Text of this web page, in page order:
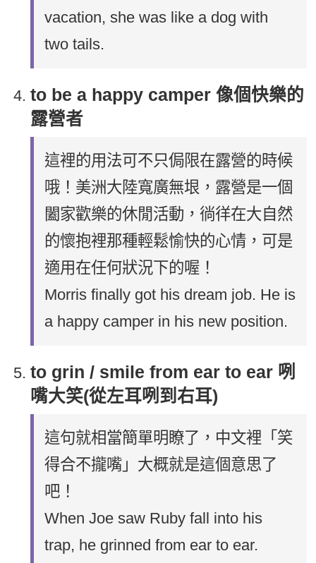
vacation, she was like a dog with
two tails.
to be a happy camper 像個快樂的
露營者
這裡的用法可不只侷限在露營的時候
哦！美洲大陸寬廣無垠，露營是一個
闔家歡樂的休閒活動，徜徉在大自然
的懷抱裡那種輕鬆愉快的心情，可是
適用在任何狀況下的喔！
Morris finally got his dream job. He is
a happy camper in his new position.
to grin / smile from ear to ear 咧
嘴大笑(從左耳咧到右耳)
這句就相當簡單明瞭了，中文裡「笑
得合不攏嘴」大概就是這個意思了
吧！
When Joe saw Ruby fall into his
trap, he grinned from ear to ear.